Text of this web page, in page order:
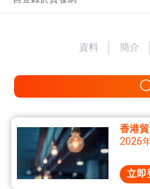
資料 簡介
香港
2026
立即